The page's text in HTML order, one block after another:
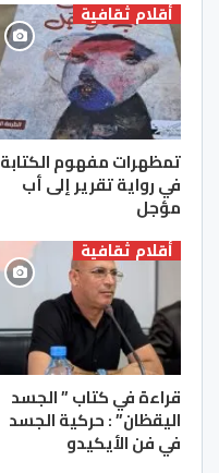
أقلام ثقافية
تمظهرات مفهوم الكتابة
في رواية تقرير إلى أب
مؤجل
أقلام ثقافية
قراءة في كتاب ” الجسد
اليقظان” : حركية الجسد
في فن الأيكيدو